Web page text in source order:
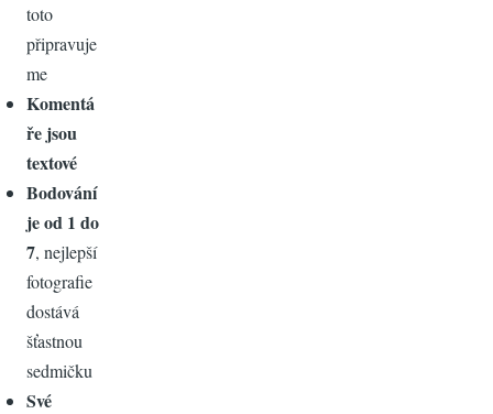
toto
připravuje
me
Komentá
ře jsou
textové
Bodování
je od 1 do
7, nejlepší
fotografie
dostává
šťastnou
sedmičku
Své